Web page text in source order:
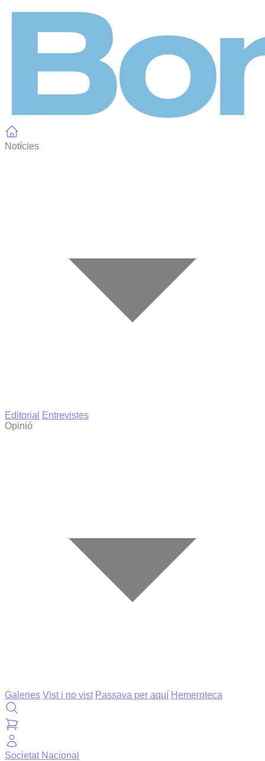
Notícies
Editorial
Entrevistes
Opinió
Galeries Vist i no vist Passava per aquí Hemeroteca
Societat Nacional